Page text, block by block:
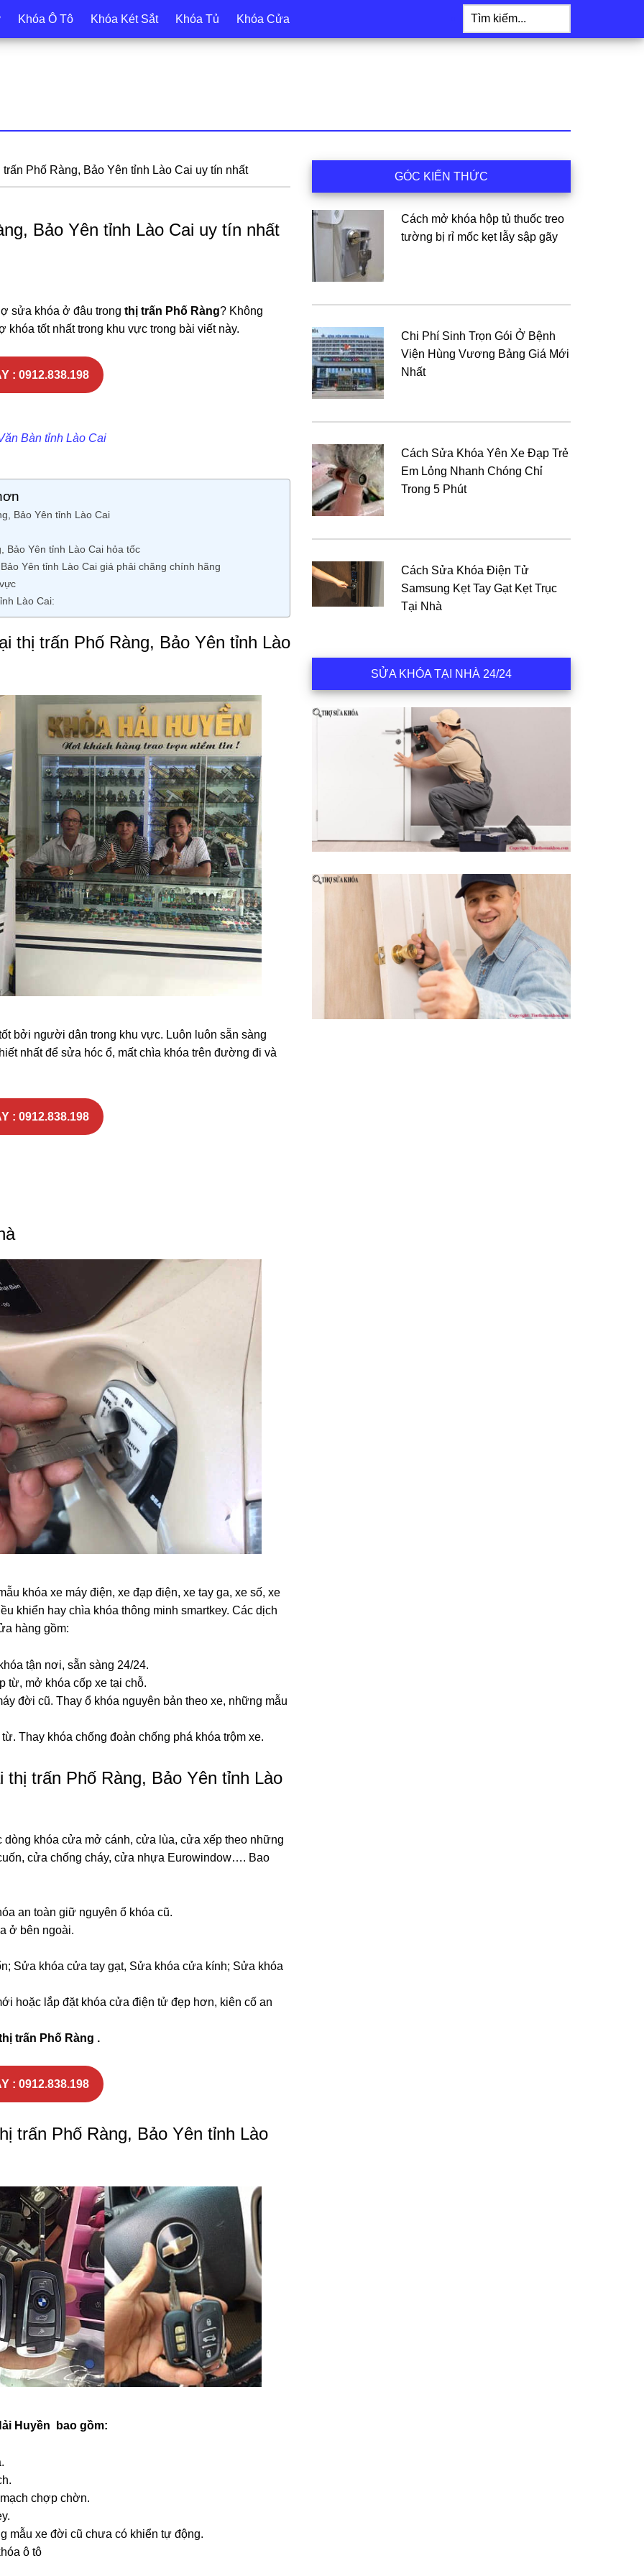
Khóa Ô Tô Khóa Két Sắt Khóa Tủ Khóa Cửa
Tìm
kiếm...
Phố Ràng, Bảo Yên tỉnh Lào Cai uy tín nhất
Bảo Yên tỉnh Lào Cai uy tín nhất
sửa khóa ở đâu trong thị trấn Phố Ràng? Không
tốt nhất trong khu vực trong bài viết này.
: 0912.838.198
Bàn tỉnh Lào Cai
Bảo Yên tỉnh Lào Cai
Bảo Yên tỉnh Lào Cai hỏa tốc
Yên tỉnh Lào Cai giá phải chăng chính hãng
Lào Cai:
thị trấn Phố Ràng, Bảo Yên tỉnh Lào
bởi người dân trong khu vực. Luôn luôn sẵn sàng
nhất để sửa hóc ổ, mất chìa khóa trên đường đi và
: 0912.838.198
khóa xe máy điện, xe đạp điện, xe tay ga, xe số, xe
khiển hay chìa khóa thông minh smartkey. Các dịch
hàng gồm:
tận nơi, sẵn sàng 24/24.
từ, mở khóa cốp xe tại chỗ.
đời cũ. Thay ổ khóa nguyên bản theo xe, những mẫu
Thay khóa chống đoản chống phá khóa trộm xe.
trấn Phố Ràng, Bảo Yên tỉnh Lào
khóa cửa mở cánh, cửa lùa, cửa xếp theo những
cửa chống cháy, cửa nhựa Eurowindow…. Bao
an toàn giữ nguyên ổ khóa cũ.
ở bên ngoài.
Sửa khóa cửa tay gạt, Sửa khóa cửa kính; Sửa khóa
hoặc lắp đặt khóa cửa điện tử đẹp hơn, kiên cố an
trấn Phố Ràng .
: 0912.838.198
trấn Phố Ràng, Bảo Yên tỉnh Lào
Huyền bao gồm:
chợp chờn.
mẫu xe đời cũ chưa có khiển tự động.
ô tô
chính
GÓC KIẾN THỨC
Cách mở khóa hộp tủ thuốc treo
tường bị rỉ mốc kẹt lẫy sập gãy
Chi Phí Sinh Trọn Gói Ở Bệnh
Viện Hùng Vương Bảng Giá Mới
Nhất
Cách Sửa Khóa Yên Xe Đạp Trẻ
Em Lỏng Nhanh Chóng Chỉ
Trong 5 Phút
Cách Sửa Khóa Điện Tử
Samsung Kẹt Tay Gạt Kẹt Trục
Tại Nhà
SỬA KHÓA TẠI NHÀ 24/24